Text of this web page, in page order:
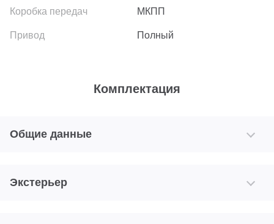
МКПП
Полный
Комплектация
Общие данные
Экстерьер